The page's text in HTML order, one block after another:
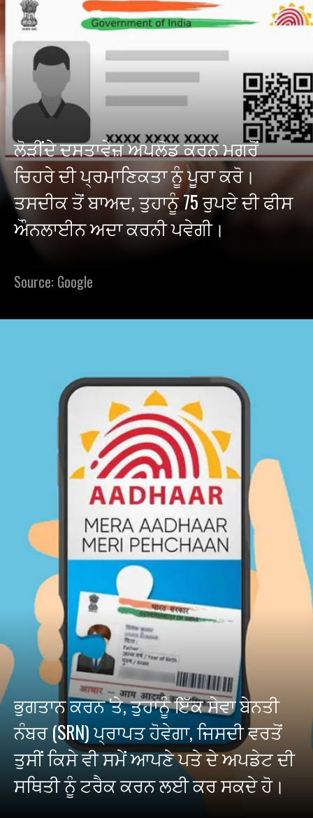
ਲੋੜੀਂਦੇ ਦਸਤਾਵੇਜ਼ ਅਪਲੋਡ ਕਰਨ ਮਗਰੋਂ
ਚਿਹਰੇ ਦੀ ਪ੍ਰਮਾਣਿਕਤਾ ਨੂੰ ਪੂਰਾ ਕਰੋ।
ਤਸਦੀਕ ਤੋਂ ਬਾਅਦ, ਤੁਹਾਨੂੰ 75 ਰੁਪਏ ਦੀ ਫੀਸ
ਔਨਲਾਈਨ ਅਦਾ ਕਰਨੀ ਪਵੇਗੀ।
Source: Google
ਭੁਗਤਾਨ ਕਰਨ 'ਤੇ, ਤੁਹਾਨੂੰ ਇੱਕ ਸੇਵਾ ਬੇਨਤੀ
ਨੰਬਰ (SRN) ਪ੍ਰਾਪਤ ਹੋਵੇਗਾ, ਜਿਸਦੀ ਵਰਤੋਂ
ਤੁਸੀਂ ਕਿਸੇ ਵੀ ਸਮੇਂ ਆਪਣੇ ਪਤੇ ਦੇ ਅਪਡੇਟ ਦੀ
ਸਥਿਤੀ ਨੂੰ ਟਰੈਕ ਕਰਨ ਲਈ ਕਰ ਸਕਦੇ ਹੋ।